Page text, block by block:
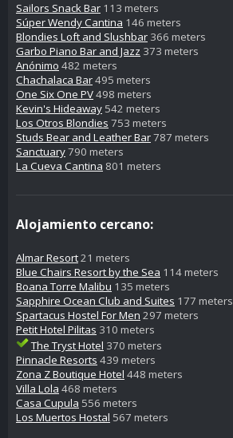
Sailors Snack Bar 113 meters
Súper Wendy Cantina 146 meters
Blondies Loft and Slushbar 366 meters
Garbo Piano Bar and Jazz 373 meters
Anónimo 482 meters
Chachalaca Bar495 meters
One Six One PV498 meters
Kevin's Hideaway 542 meters
Los Otros Blondies 753 meters
Studs Bear and Leather Bar787 meters
Sanctuary790 meters
La Cueva Cantina 801 meters
Alojamiento cercano:
Almar Resort21 meters
Blue Chairs Resort by the Sea 114 meters
Boana Torre Malibu 135 meters
Sapphire Ocean Club and Suites 177 meters
Spartacus Hostel For Men 297 meters
Petit Hotel Pilitas 310 meters
The Tryst Hotel 370 meters
Pinnacle Resorts 439 meters
Zona Z Boutique Hotel 448 meters
Villa Lola 468 meters
Casa Cupula 556 meters
Los Muertos Hostal 567 meters